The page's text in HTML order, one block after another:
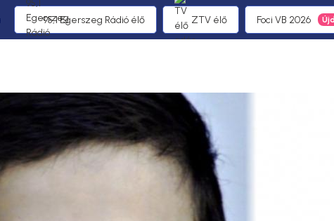
95,1 Egerszeg Rádió élő ZTV élő Foci VB 2026